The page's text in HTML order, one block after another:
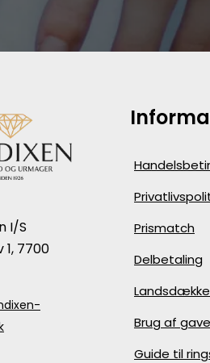
I/S
1, 7700
Prismatch
Delbetaling
Brug af
Guide til